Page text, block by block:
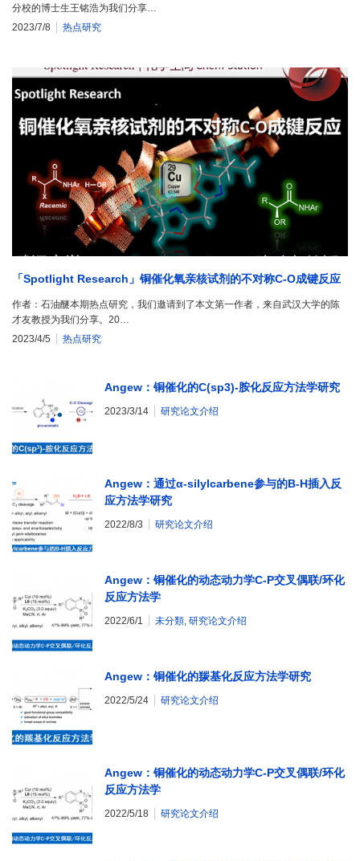
分校的博士生王铭浩为我们分享…
2023/7/8
热点研究
「Spotlight Research」铜催化氧亲核试剂的不对称C-O成键反应
作者：石油醚本期热点研究，我们邀请到了本文第一作者，来自武汉大学的陈
才友教授为我们分享。20…
2023/4/5
热点研究
Angew：铜催化的C(sp3)-胺化反应方法学研究
2023/3/14 研究论文介绍
Angew：通过α-silylcarbene参与的B-H插入反
应方法学研究
2022/8/3 研究论文介绍
Angew：铜催化的动态动力学C-P交叉偶联/环化
反应方法学
2022/6/1 未分類 研究论文介绍
Angew：铜催化的羰基化反应方法学研究
2022/5/24 研究论文介绍
Angew：铜催化的动态动力学C-P交叉偶联/环化
反应方法学
2022/5/18 研究论文介绍